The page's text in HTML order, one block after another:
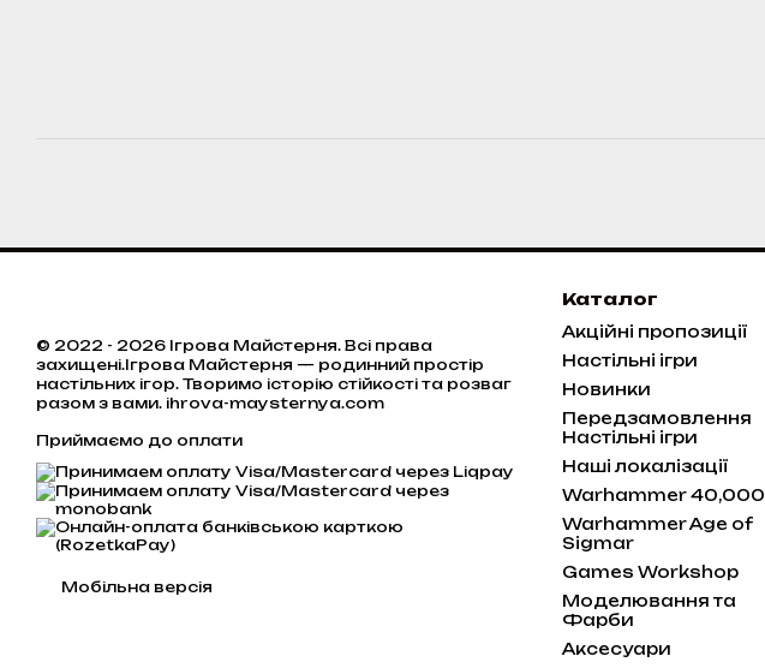
© 2022 - 2026 Ігрова Майстерня. Всі права
захищені.Ігрова Майстерня — родинний простір
настільних ігор. Творимо історію стійкості та розваг
разом з вами. ihrova-maysternya.com
Приймаємо до оплати
Мобільна версія
Каталог
Акційні пропозиції
Настільні ігри
Новинки
Передзамовлення
Настільні ігри
Наші локалізації
Warhammer 40,000
Warhammer Age of
Sigmar
Games Workshop
Моделювання та
Фарби
Аксесуари